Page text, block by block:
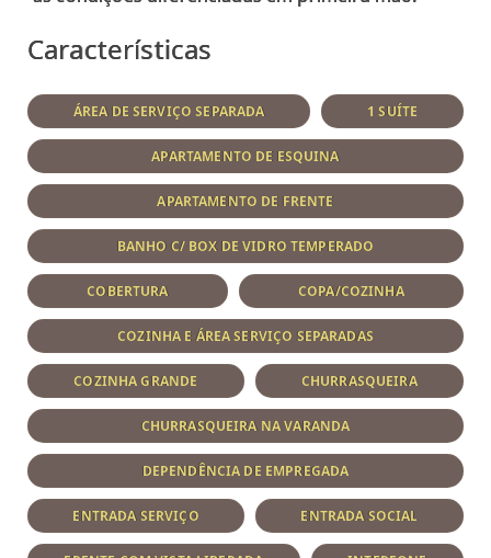
Características
ÁREA DE SERVIÇO SEPARADA 1 SUÍTE
APARTAMENTO DE ESQUINA
APARTAMENTO DE FRENTE
BANHO C/ BOX DE VIDRO TEMPERADO
COBERTURA COPA/COZINHA
COZINHA E ÁREA SERVIÇO SEPARADAS
COZINHA GRANDE CHURRASQUEIRA
CHURRASQUEIRA NA VARANDA
DEPENDÊNCIA DE EMPREGADA
ENTRADA SERVIÇO ENTRADA SOCIAL